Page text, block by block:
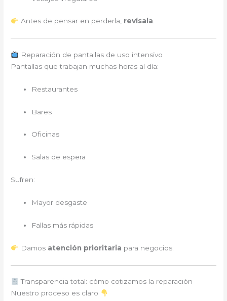
Antes de pensar en perderla, revísala.
Reparación de pantallas de uso intensivo
Pantallas que trabajan muchas horas al día:
Restaurantes
Bares
Oficinas
Salas de espera
Sufren:
Mayor desgaste
Fallas más rápidas
Damos atención prioritaria para negocios.
Transparencia total: cómo cotizamos la reparación
Nuestro proceso es claro